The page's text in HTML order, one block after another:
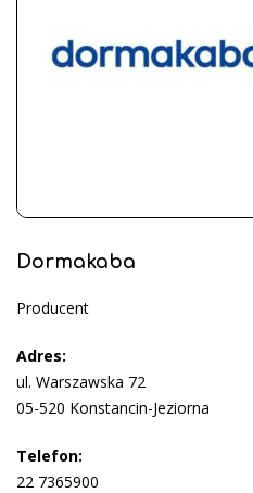
Dormakaba
Producent
Adres:
ul. Warszawska 72
05-520 Konstancin-Jeziorna
Telefon:
22 7365900